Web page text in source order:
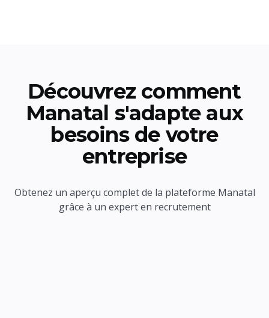
Découvrez comment
Manatal s'adapte aux
besoins de votre
entreprise
Obtenez un aperçu complet de la plateforme Manatal
grâce à un expert en recrutement